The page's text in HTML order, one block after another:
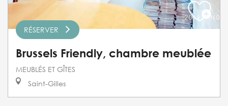
RÉSERVER
Brussels Friendly, chambre meublée
MEUBLÉS ET GÎTES
Saint-Gilles